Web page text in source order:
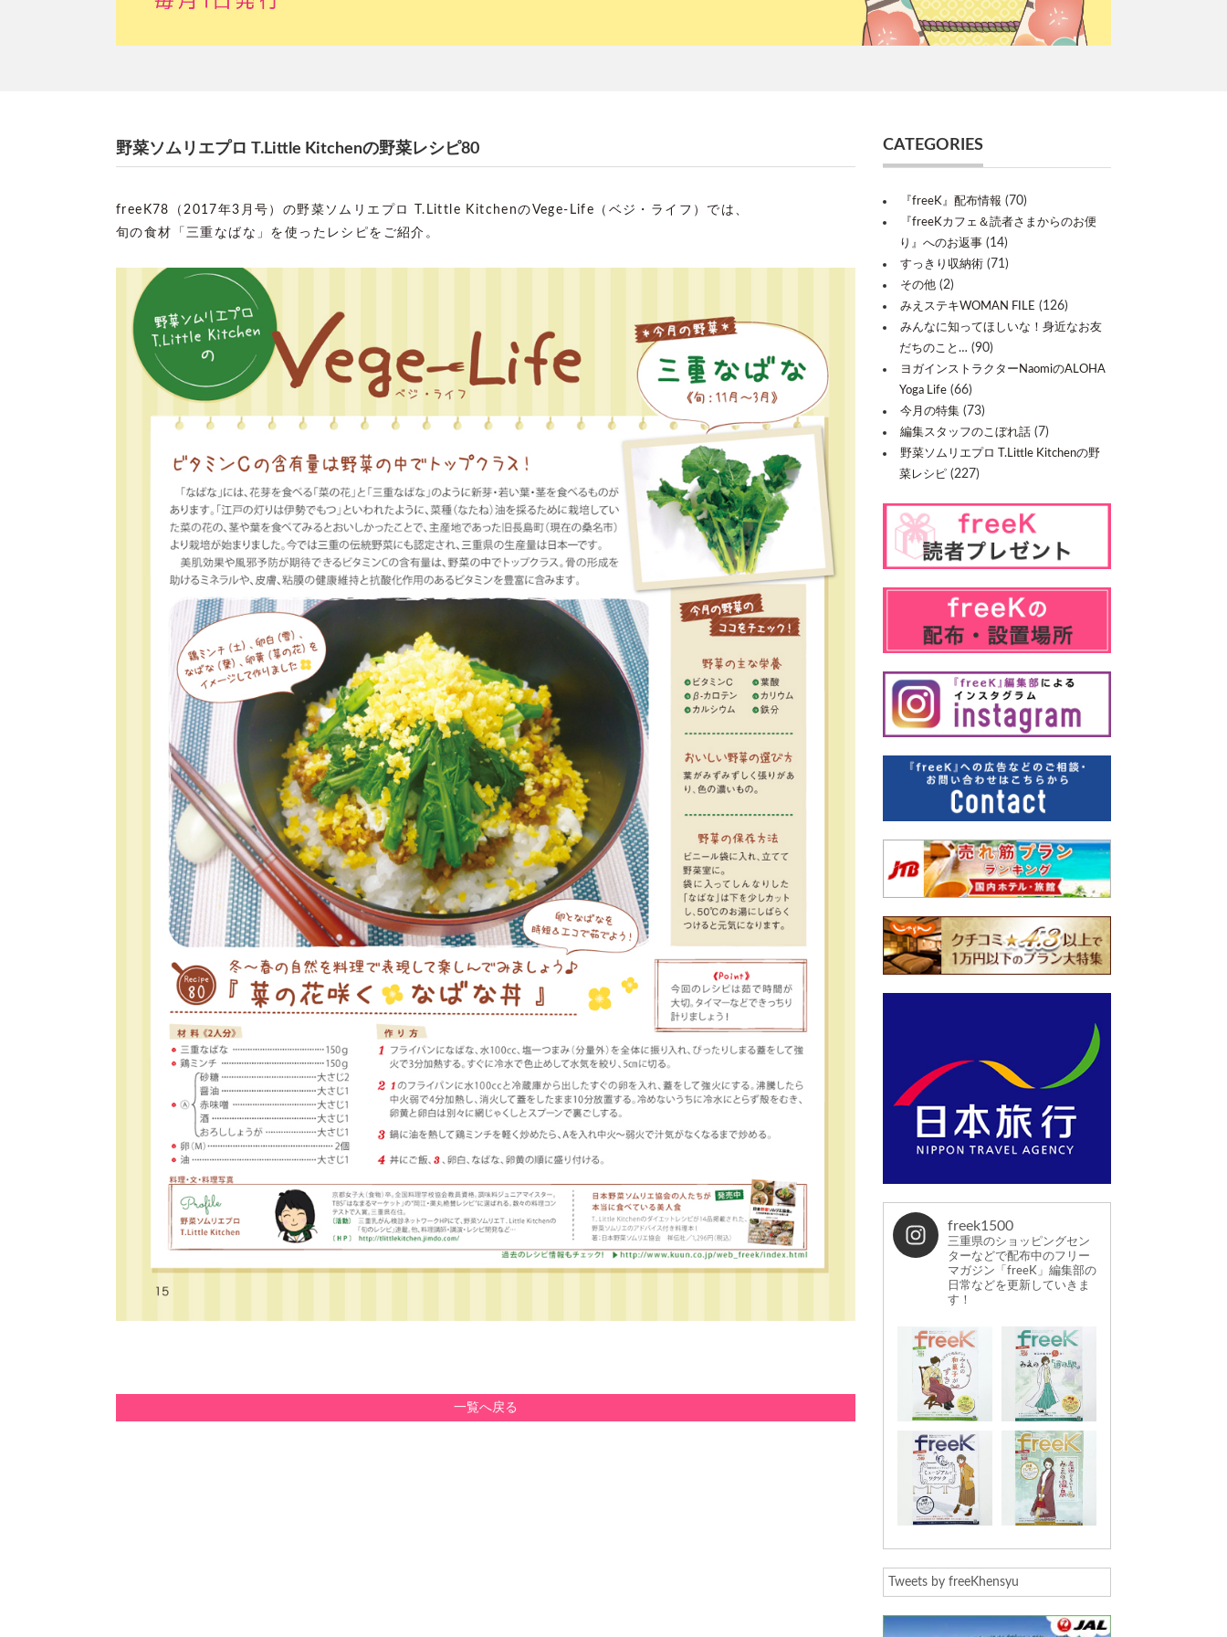
野菜ソムリエプロ T.Little Kitchenの野菜レシピ80
freeK78（2017年3月号）の野菜ソムリエプロ T.Little KitchenのVege-Life（ベジ・ライフ）では、
旬の食材「三重なばな」を使ったレシピをご紹介。
一覧へ戻る
CATEGORIES
『freeK』配布情報 (70)
『freeKカフェ＆読者さまからのお便
り』へのお返事 (14)
すっきり収納術 (71)
その他 (2)
みえステキWOMAN FILE (126)
みんなに知ってほしいな！身近なお友
だちのこと… (90)
ヨガインストラクターNaomiのALOHA
Yoga Life (66)
今月の特集 (73)
編集スタッフのこぼれ話 (7)
野菜ソムリエプロ T.Little Kitchenの野
菜レシピ (227)
freek1500
三重県のショッピングセン
ターなどで配布中のフリー
マガジン「freeK」編集部の
日常などを更新していきま
す！
Tweets by freeKhensyu